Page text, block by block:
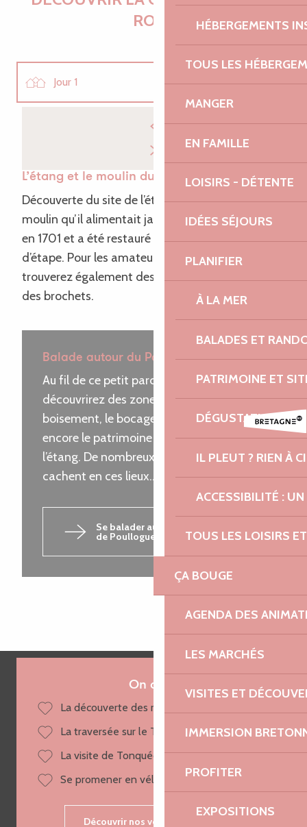
HÉBERGEMENTS
TOUS LES
MANGER
EN FAMILLE
LOISIRS - DÉTENTE
IDÉES SÉJOURS
PLANIFIER
À LA MER
BALADES ET
PATRIMOINE ET
DÉGUSTATION ET
IL PLEUT ? RIEN À
ACCESSIBILITÉ :
TOUS LES LOISIRS
ÇA BOUGE
AGENDA DES
LES MARCHÉS
VISITES ET
IMMERSION
PROFITER
EXPOSITIONS
ROSE
Jour 1
Jour 4
Jour 5
Préparer
L’étang et le moulin du Poulloguer
Découverte du site de l’étang du Poulloguer et du
moulin qu’il alimentait jadis. Celui-ci fut construit
en 1701 et a été restauré aujourd’hui en gite
d’étape. Pour les amateurs de pèche, vous y
trouverez également des carpes, des gardons et
des brochets.
Balade autour du Poulloguer
Au fil de ce petit parcours familiale, vous
découvrirez des zones humides, un
boisement, le bocage trégorrois ou
encore le patrimoine bâti au bord de
l’étang. De nombreux habitants se
cachent en ces lieux…
Se balader autour de l'étang
de Poulloguer
On aime
La découverte des rues de Tréguier
La traversée sur le Trieux
La visite de Tonquédec
Se promener en vélo électrique
Découvrir nos vélos électriques